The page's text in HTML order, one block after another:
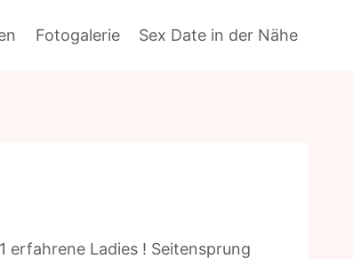
Fotogalerie Sex Date in der Nähe
Ladies ! Seitensprung